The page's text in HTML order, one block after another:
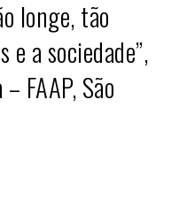
longe, tão
a sociedade”,
FAAP, São